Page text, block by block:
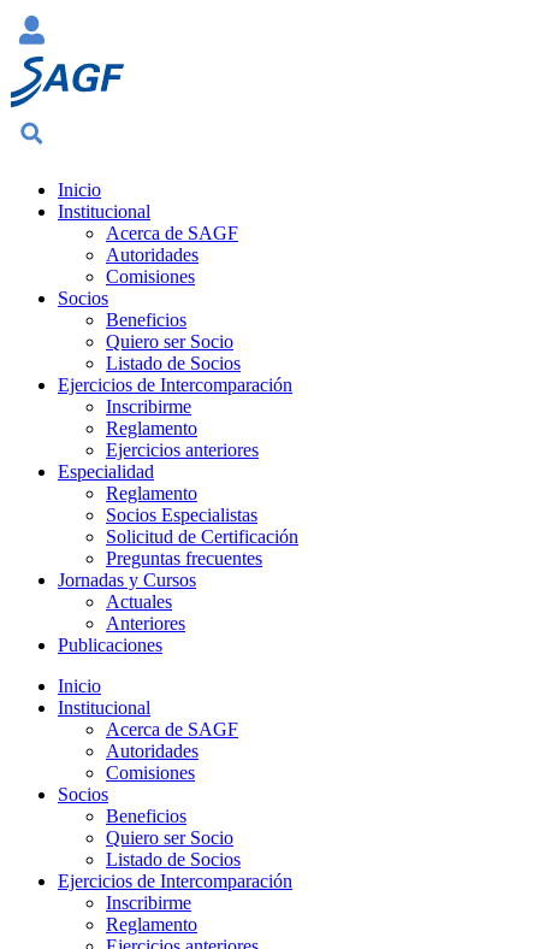
Inicio
Institucional
Acerca de SAGF
Autoridades
Comisiones
Socios
Beneficios
Quiero ser Socio
Listado de Socios
Ejercicios de Intercomparación
Inscribirme
Reglamento
Ejercicios anteriores
Especialidad
Reglamento
Socios Especialistas
Solicitud de Certificación
Preguntas frecuentes
Jornadas y Cursos
Actuales
Anteriores
Publicaciones
Inicio
Institucional
Acerca de SAGF
Autoridades
Comisiones
Socios
Beneficios
Quiero ser Socio
Listado de Socios
Ejercicios de Intercomparación
Inscribirme
Reglamento